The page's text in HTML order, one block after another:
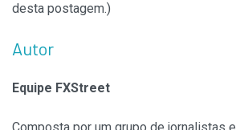
desta postagem.)
Autor
Equipe FXStreet